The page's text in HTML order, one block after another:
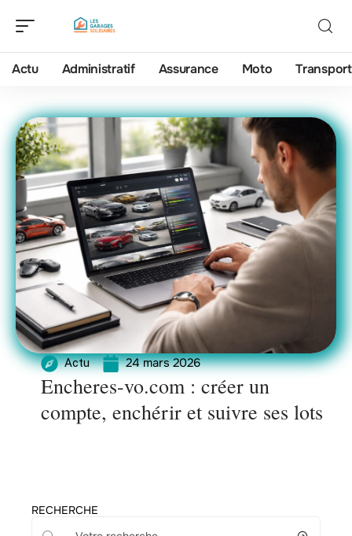
Actu Administratif Assurance Moto Transport
Actu 24 mars 2026
Encheres-vo.com : créer un
compte, enchérir et suivre ses lots
RECHERCHE